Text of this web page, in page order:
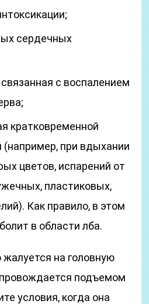
сердечных
связанная с воспалением
кратковременной
(например, при вдыхании
цветов, испарений от
пластиковых,
Как правило, в этом
в области лба.
жалуется на головную
подъемом
условия, когда она